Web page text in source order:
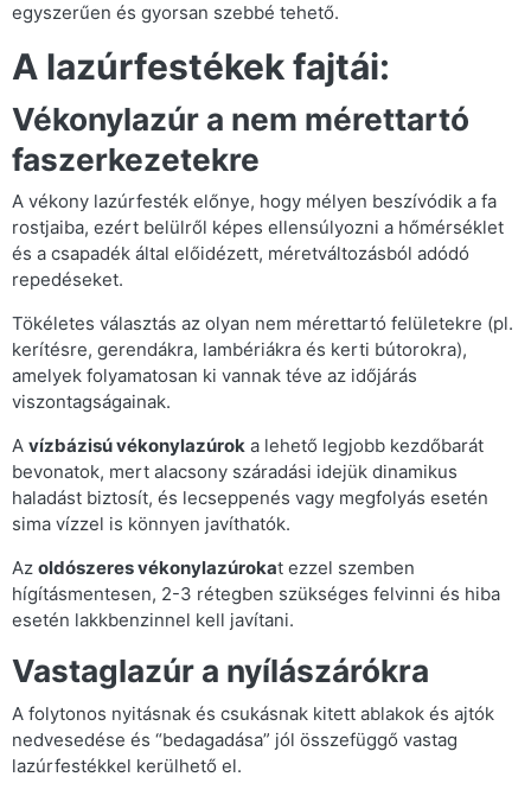
egyszerűen és gyorsan szebbé tehető.
A lazúrfestékek fajtái:
Vékonylazúr a nem mérettartó
faszerkezetekre
A vékony lazúrfesték előnye, hogy mélyen beszívódik a fa
rostjaiba, ezért belülről képes ellensúlyozni a hőmérséklet
és a csapadék által előidézett, méretváltozásból adódó
repedéseket.
Tökéletes választás az olyan nem mérettartó felületekre (pl.
kerítésre, gerendákra, lambériákra és kerti bútorokra),
amelyek folyamatosan ki vannak téve az időjárás
viszontagságainak.
A vízbázisú vékonylazúrok a lehető legjobb kezdőbarát
bevonatok, mert alacsony száradási idejük dinamikus
haladást biztosít, és lecseppenés vagy megfolyás esetén
sima vízzel is könnyen javíthatók.
Az oldószeres vékonylazúrokat ezzel szemben
hígításmentesen, 2-3 rétegben szükséges felvinni és hiba
esetén lakkbenzinnel kell javítani.
Vastaglazúr a nyílászárókra
A folytonos nyitásnak és csukásnak kitett ablakok és ajtók
nedvesedése és “bedagadása” jól összefüggő vastag
lazúrfestékkel kerülhető el.